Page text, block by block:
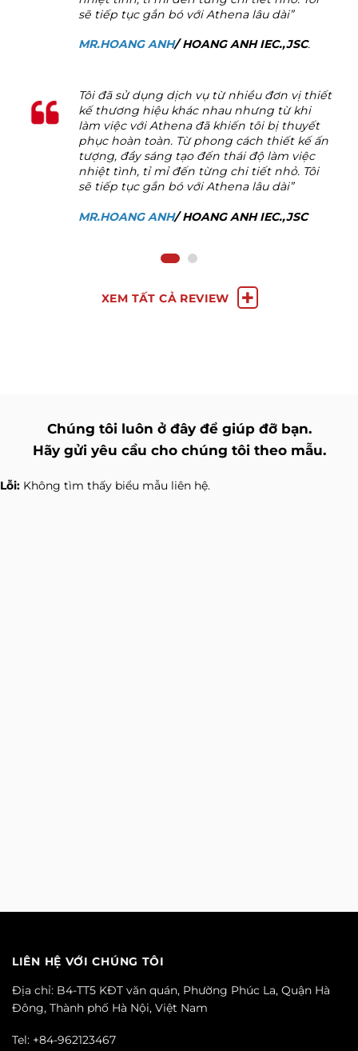
sẽ tiếp tục gắn bó với Athena lâu dài”
MR.HOANG ANH/ HOANG ANH IEC.,JSC.
Tôi đã sử dụng dịch vụ từ nhiều đơn vị thiết
kế thương hiệu khác nhau nhưng từ khi
làm việc với Athena đã khiến tôi bị thuyết
phục hoàn toàn. Từ phong cách thiết kế ấn
tượng, đầy sáng tạo đến thái độ làm việc
nhiệt tình, tỉ mỉ đến từng chi tiết nhỏ. Tôi
sẽ tiếp tục gắn bó với Athena lâu dài”
MR.HOANG ANH/ HOANG ANH IEC.,JSC
XEM TẤT CẢ REVIEW
Chúng tôi luôn ở đây để giúp đỡ bạn.
Hãy gửi yêu cầu cho chúng tôi theo mẫu.
Lỗi: Không tìm thấy biểu mẫu liên hệ.
LIÊN HỆ VỚI CHÚNG TÔI
Địa chỉ: B4-TT5 KĐT văn quán, Phường Phúc La, Quận Hà
Đông, Thành phố Hà Nội, Việt Nam
Tel: +84-962123467